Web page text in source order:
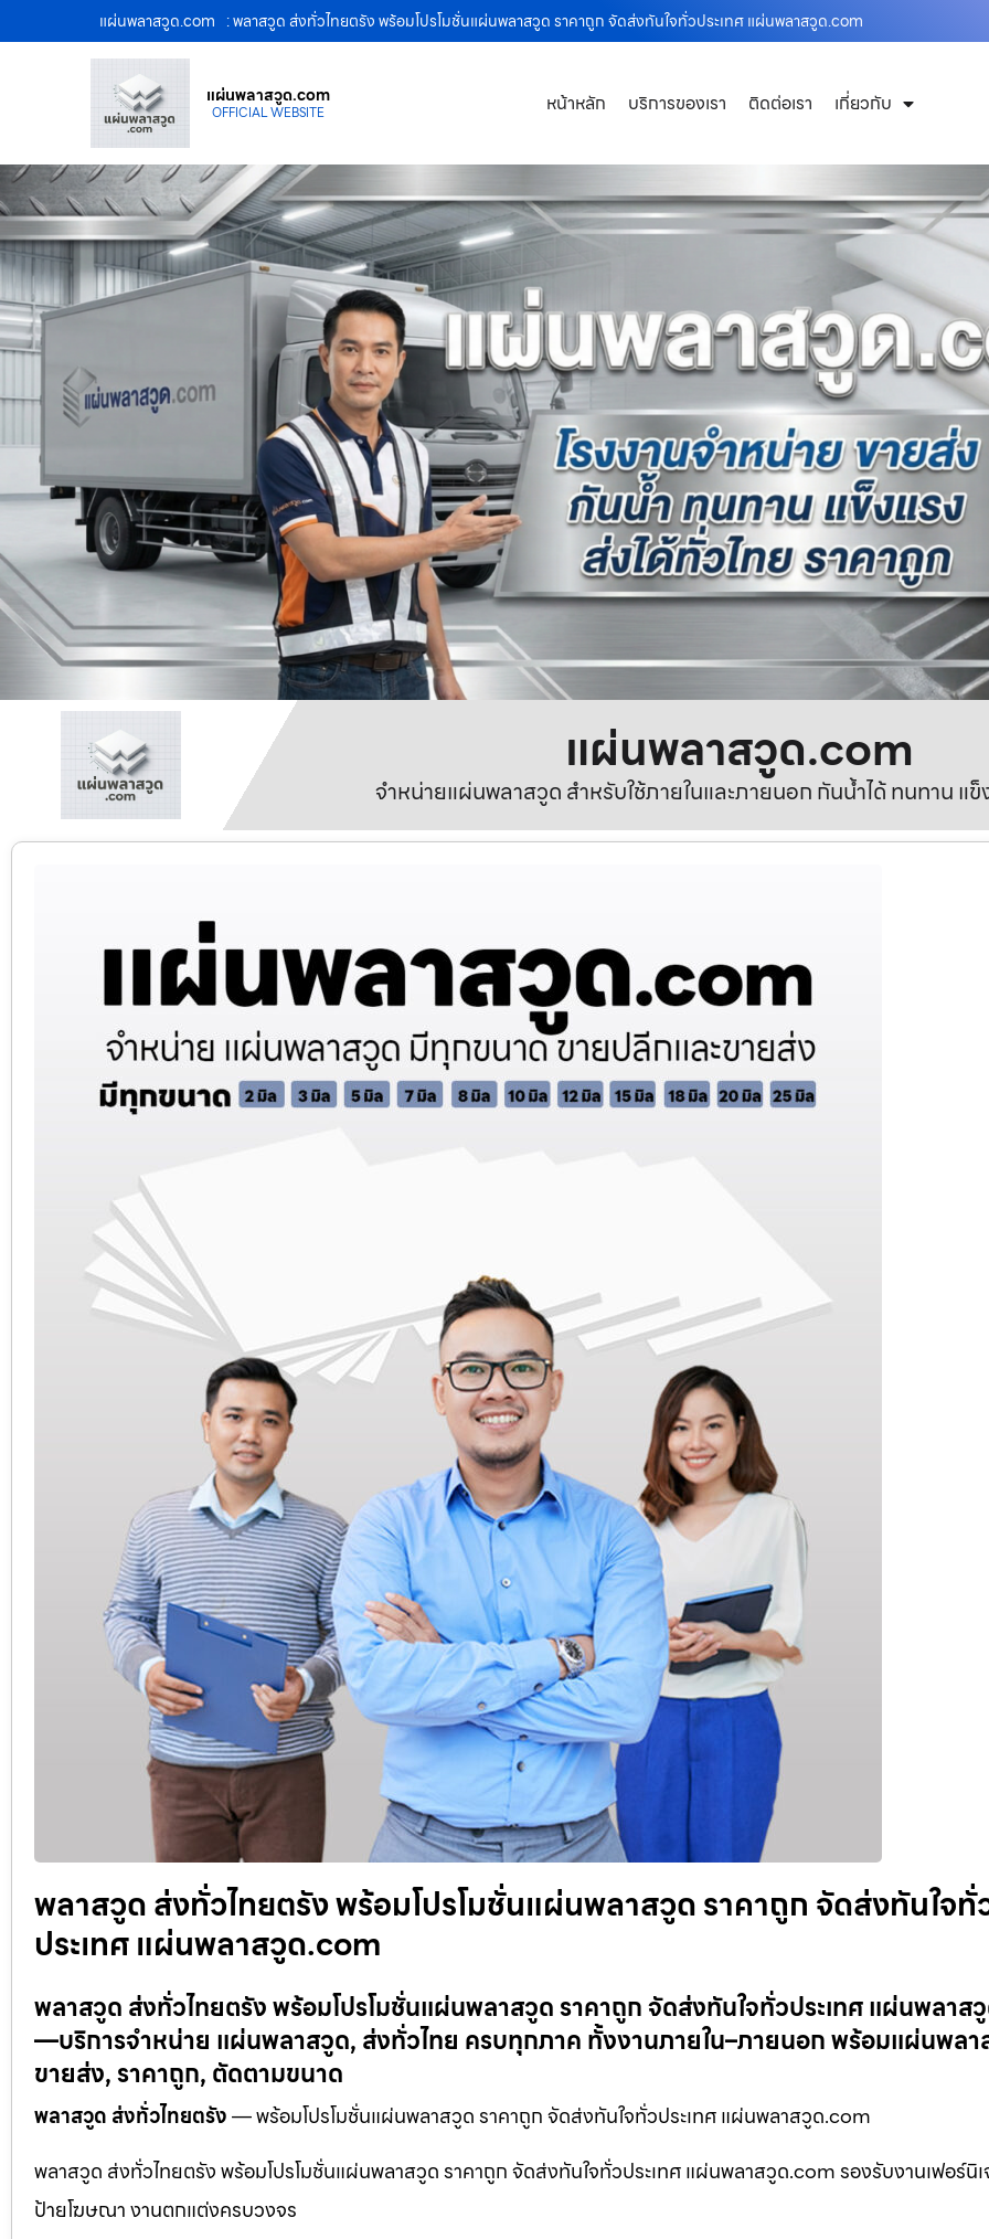
แผ่นพลาสวูด.com : พลาสวูด ส่งทั่วไทยตรัง พร้อมโปรโมชั่นแผ่นพลาสวูด ราคาถูก จัดส่งทันใจทั่วประเทศ แผ่นพลาสวูด.com
แผ่นพลาสวูด.com
OFFICIAL WEBSITE หน้าหลัก บริการของเรา ติดต่อเรา เกี่ยวกับ
แผ่นพลาสวูด.com
จำหน่ายแผ่นพลาสวูด สำหรับใช้ภายในและภายนอก กันน้ำได้ ทนทาน แข็
พลาสวูด ส่งทั่วไทยตรัง พร้อมโปรโมชั่นแผ่นพลาสวูด ราคาถูก จัดส่งทันใจทั่
ประเทศ แผ่นพลาสวูด.com
พลาสวูด ส่งทั่วไทยตรัง พร้อมโปรโมชั่นแผ่นพลาสวูด ราคาถูก จัดส่งทันใจทั่วประเทศ แผ่นพลาส
—บริการจำหน่าย แผ่นพลาสวูด, ส่งทั่วไทย ครบทุกภาค ทั้งงานภายใน–ภายนอก พร้อมแผ่นพลา
ขายส่ง, ราคาถูก, ตัดตามขนาด
พลาสวูด ส่งทั่วไทยตรัง— พร้อมโปรโมชั่นแผ่นพลาสวูด ราคาถูก จัดส่งทันใจทั่วประเทศ แผ่นพลาสวูด.com
พลาสวูด ส่งทั่วไทยตรัง พร้อมโปรโมชั่นแผ่นพลาสวูด ราคาถูก จัดส่งทันใจทั่วประเทศ แผ่นพลาสวูด.com รองรับงานเฟอร์นิเ
ป้ายโฆษณา งานตกแต่งครบวงจร